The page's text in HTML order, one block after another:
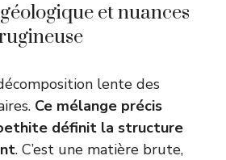
et nuances
lente des
Ce mélange précis
définit la structure
. C’est une matière brute,